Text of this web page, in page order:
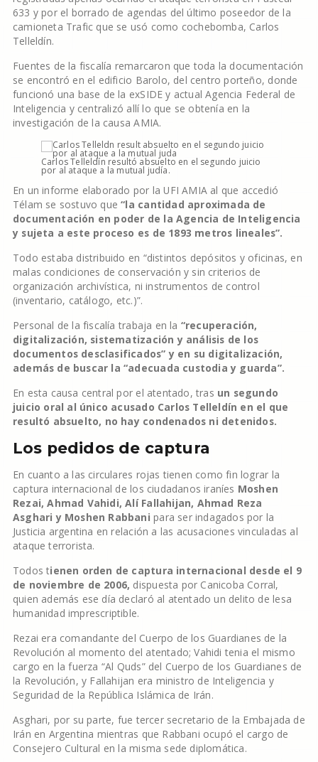
633 y por el borrado de agendas del último poseedor de la
camioneta Trafic que se usó como cochebomba, Carlos
Telleldín.
Fuentes de la fiscalía remarcaron que toda la documentación
se encontró en el edificio Barolo, del centro porteño, donde
funcionó una base de la exSIDE y actual Agencia Federal de
Inteligencia y centralizó allí lo que se obtenía en la
investigación de la causa AMIA.
Carlos Telleldín resultó absuelto en el segundo juicio
por al ataque a la mutual judía.
En un informe elaborado por la UFI AMIA al que accedió
Télam se sostuvo que “la cantidad aproximada de
documentación en poder de la Agencia de Inteligencia
y sujeta a este proceso es de 1893 metros lineales”.
Todo estaba distribuido en “distintos depósitos y oficinas, en
malas condiciones de conservación y sin criterios de
organización archivística, ni instrumentos de control
(inventario, catálogo, etc.)”.
Personal de la fiscalía trabaja en la “recuperación,
digitalización, sistematización y análisis de los
documentos desclasificados” y en su digitalización,
además de buscar la “adecuada custodia y guarda”.
En esta causa central por el atentado, tras un segundo
juicio oral al único acusado Carlos Telleldín en el que
resultó absuelto, no hay condenados ni detenidos.
Los pedidos de captura
En cuanto a las circulares rojas tienen como fin lograr la
captura internacional de los ciudadanos iraníes Moshen
Rezai, Ahmad Vahidi, Alí Fallahijan, Ahmad Reza
Asghari y Moshen Rabbanipara ser indagados por la
Justicia argentina en relación a las acusaciones vinculadas al
ataque terrorista.
Todos tienen orden de captura internacional desde el 9
de noviembre de 2006, dispuesta por Canicoba Corral,
quien además ese día declaró al atentado un delito de lesa
humanidad imprescriptible.
Rezai era comandante del Cuerpo de los Guardianes de la
Revolución al momento del atentado; Vahidi tenia el mismo
cargo en la fuerza “Al Quds” del Cuerpo de los Guardianes de
la Revolución, y Fallahijan era ministro de Inteligencia y
Seguridad de la República Islámica de Irán.
Asghari, por su parte, fue tercer secretario de la Embajada de
Irán en Argentina mientras que Rabbani ocupó el cargo de
Consejero Cultural en la misma sede diplomática.